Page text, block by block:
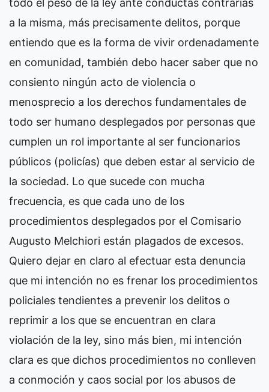
todo el peso de la ley ante conductas contrarias
a la misma, más precisamente delitos, porque
entiendo que es la forma de vivir ordenadamente
en comunidad, también debo hacer saber que no
consiento ningún acto de violencia o
menosprecio a los derechos fundamentales de
todo ser humano desplegados por personas que
cumplen un rol importante al ser funcionarios
públicos (policías) que deben estar al servicio de
la sociedad. Lo que sucede con mucha
frecuencia, es que cada uno de los
procedimientos desplegados por el Comisario
Augusto Melchiori están plagados de excesos.
Quiero dejar en claro al efectuar esta denuncia
que mi intención no es frenar los procedimientos
policiales tendientes a prevenir los delitos o
reprimir a los que se encuentran en clara
violación de la ley, sino más bien, mi intención
clara es que dichos procedimientos no conlleven
a conmoción y caos social por los abusos de